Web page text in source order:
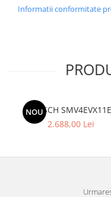
Informatii conformitate
NOU
BOSCH SMV4EVX11E
2.688,00 Lei